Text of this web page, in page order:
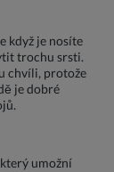
když je nosíte
trochu srsti.
chvíli, protože
je dobré
umožní